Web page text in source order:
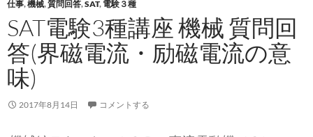
仕事,機械,質問回答,SAT, 電験３種
SAT電験3種講座 機械 質問回
答(界磁電流・励磁電流の意
味)
2017年8月14日 コメントする